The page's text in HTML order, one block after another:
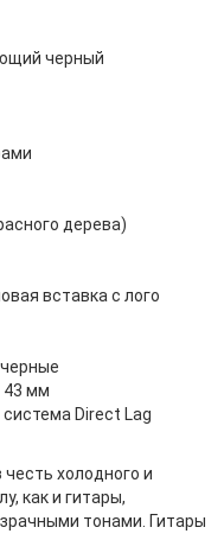
черный
дерева)
вставка с лого
43 мм
Direct Lag
холодного и
как и гитары,
тонами. Гитары